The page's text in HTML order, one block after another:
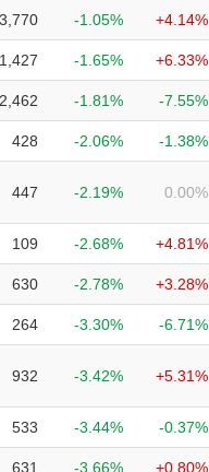
3,770 -1.05% +4.14%
1,427 -1.65% +6.33%
2,462 -1.81% -7.55%
428 -2.06% -1.38%
447 -2.19% 0.00%
109 -2.68% +4.81%
630 -2.78% +3.28%
264 -3.30% -6.71%
932 -3.42% +5.31%
533 -3.44% -0.37%
631 -3.66% +0.80%